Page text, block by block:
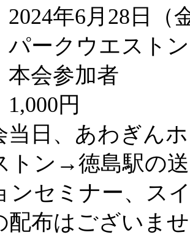
年6月28日（
ークウエスト
本会参加者
円
日、あわぎん
トン→徳島駅の
ンセミナー、ス
配布はございま